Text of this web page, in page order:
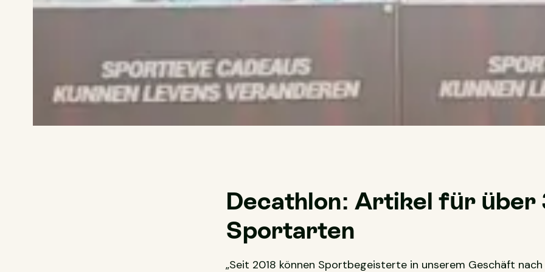
Decathlon: Artikel für über
Sportarten
„Seit 2018 können Sportbegeisterte in unserem Geschäft nach